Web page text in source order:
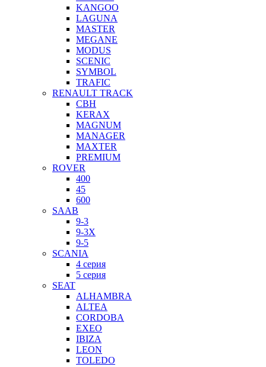
KANGOO
LAGUNA
MASTER
MEGANE
MODUS
SCENIC
SYMBOL
TRAFIC
RENAULT TRACK
CBH
KERAX
MAGNUM
MANAGER
MAXTER
PREMIUM
ROVER
400
45
600
SAAB
9-3
9-3X
9-5
SCANIA
4 серия
5 серия
SEAT
ALHAMBRA
ALTEA
CORDOBA
EXEO
IBIZA
LEON
TOLEDO